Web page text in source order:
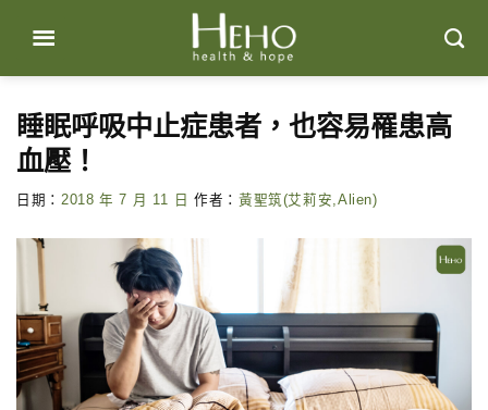
content
睡眠呼吸中止症患者，也容易罹患高
血壓！
日期： 2018 年 7 月 11 日 作者： 黃聖筑(艾莉安,Alien)